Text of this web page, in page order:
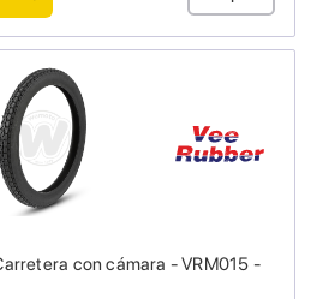
con cámara - VRM015 -